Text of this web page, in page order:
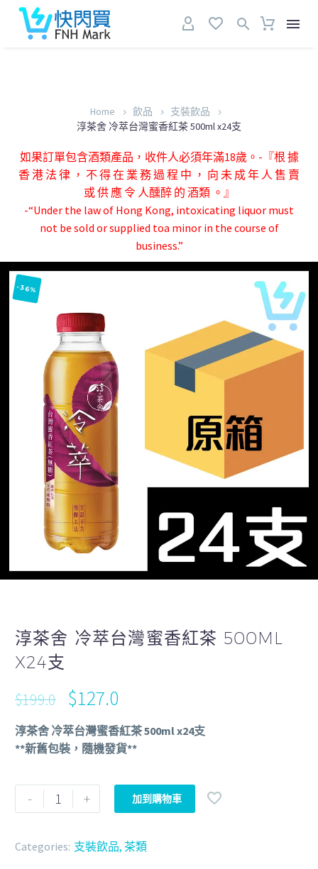
Home 飲品
支裝飲品
淳茶舍 冷萃台灣蜜香紅茶 500ml x24支
如果訂單包含酒類產品，收件人必須年滿18歲。-『根 據
香 港 法 律 ， 不 得 在 業 務 過 程 中 ， 向 未 成 年 人 售 賣
或 供 應 令 人醺醉 的 酒類 。』
-“Under the law of Hong Kong, intoxicating liquor must
not be sold or supplied toa minor in the course of
business.”
-36%
淳茶舍 冷萃台灣蜜香紅茶 500ML
X24支
$199.0 $127.0
淳茶舍 冷萃台灣蜜香紅茶 500ml x24支
**新舊包裝，隨機發貨**
- + 加到購物車
Categories: 支裝飲品, 茶類